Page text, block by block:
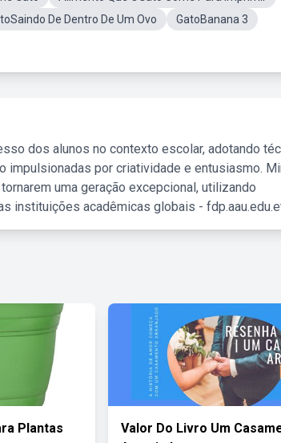
De Dentro De Um Ovo
GatoBanana 3
dos alunos no contexto escolar, adotando
por criatividade e entusiasmo.
uma geração excepcional, utilizando
instituições acadêmicas globais -
Plantas
Valor Do Livro Um